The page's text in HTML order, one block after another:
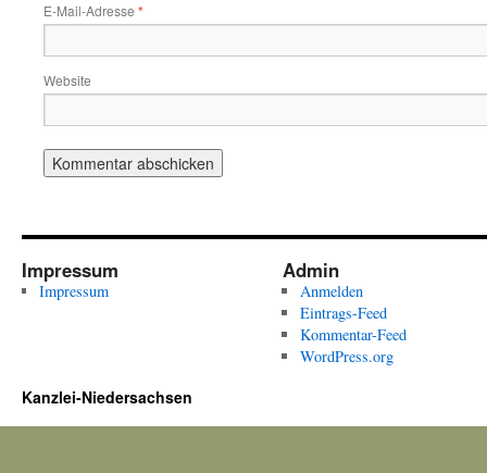
E-Mail-Adresse *
Website
Impressum
Impressum
Admin
Anmelden
Eintrags-Feed
Kommentar-Feed
WordPress.org
Kanzlei-Niedersachsen